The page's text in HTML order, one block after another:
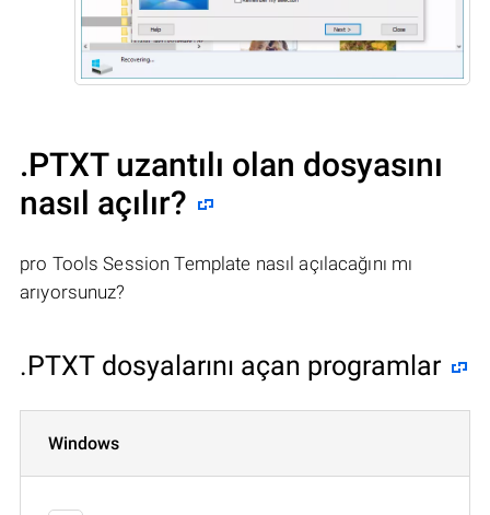
.PTXT uzantılı olan dosyasını
nasıl açılır?
pro Tools Session Template nasıl açılacağını mı
arıyorsunuz?
.PTXT dosyalarını açan programlar
Windows